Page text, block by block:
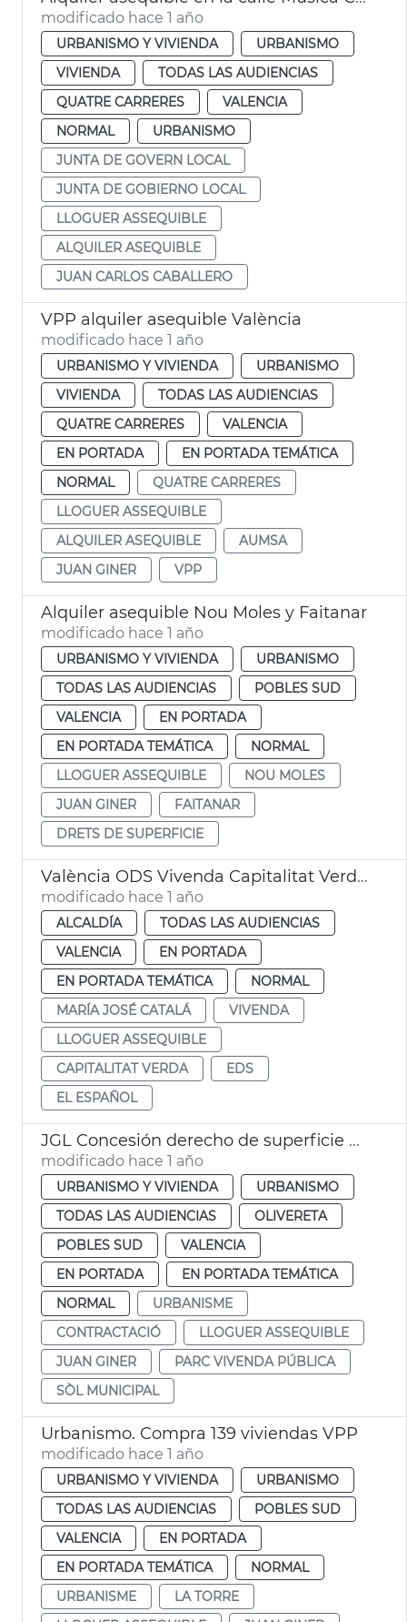
modificado hace 1 año
URBANISMO Y VIVIENDA
URBANISMO
VIVIENDA
TODAS LAS AUDIENCIAS
QUATRE CARRERES
VALENCIA
NORMAL
URBANISMO
JUNTA DE GOVERN LOCAL
JUNTA DE GOBIERNO LOCAL
LLOGUER ASSEQUIBLE
ALQUILER ASEQUIBLE
JUAN CARLOS CABALLERO
VPP alquiler asequible València
modificado hace 1 año
URBANISMO Y VIVIENDA
URBANISMO
VIVIENDA
TODAS LAS AUDIENCIAS
QUATRE CARRERES
VALENCIA
EN PORTADA
EN PORTADA TEMÁTICA
NORMAL
QUATRE CARRERES
LLOGUER ASSEQUIBLE
ALQUILER ASEQUIBLE
AUMSA
JUAN GINER
VPP
Alquiler asequible Nou Moles y Faitanar
modificado hace 1 año
URBANISMO Y VIVIENDA
URBANISMO
TODAS LAS AUDIENCIAS
POBLES SUD
VALENCIA
EN PORTADA
EN PORTADA TEMÁTICA
NORMAL
LLOGUER ASSEQUIBLE
NOU MOLES
JUAN GINER
FAITANAR
DRETS DE SUPERFICIE
València ODS Vivenda Capitalitat Verda Europea
modificado hace 1 año
ALCALDÍA
TODAS LAS AUDIENCIAS
VALENCIA
EN PORTADA
EN PORTADA TEMÁTICA
NORMAL
MARÍA JOSÉ CATALÁ
VIVENDA
LLOGUER ASSEQUIBLE
CAPITALITAT VERDA
EDS
EL ESPAÑOL
JGL Concesión derecho de superficie para viviendas de alquiler
modificado hace 1 año
URBANISMO Y VIVIENDA
URBANISMO
TODAS LAS AUDIENCIAS
OLIVERETA
POBLES SUD
VALENCIA
EN PORTADA
EN PORTADA TEMÁTICA
NORMAL
URBANISME
CONTRACTACIÓ
LLOGUER ASSEQUIBLE
JUAN GINER
PARC VIVENDA PÚBLICA
SÒL MUNICIPAL
Urbanismo. Compra 139 viviendas VPP
modificado hace 1 año
URBANISMO Y VIVIENDA
URBANISMO
TODAS LAS AUDIENCIAS
POBLES SUD
VALENCIA
EN PORTADA
EN PORTADA TEMÁTICA
NORMAL
URBANISME
LA TORRE